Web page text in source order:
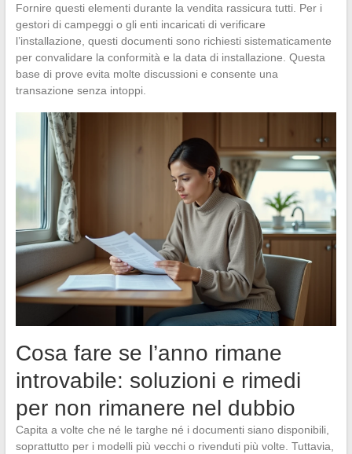
Fornire questi elementi durante la vendita rassicura tutti. Per i
gestori di campeggi o gli enti incaricati di verificare
l’installazione, questi documenti sono richiesti sistematicamente
per convalidare la conformità e la data di installazione. Questa
base di prove evita molte discussioni e consente una
transazione senza intoppi.
Cosa fare se l’anno rimane
introvabile: soluzioni e rimedi
per non rimanere nel dubbio
Capita a volte che né le targhe né i documenti siano disponibili,
soprattutto per i modelli più vecchi o rivenduti più volte. Tuttavia,